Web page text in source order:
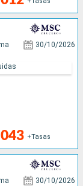
30/10/2026
+Tasas
30/10/2026